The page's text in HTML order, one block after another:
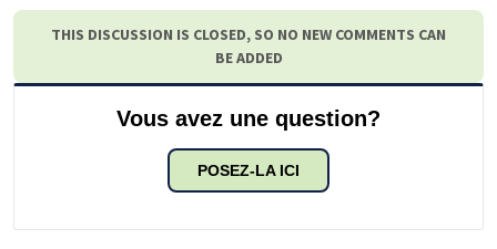
THIS DISCUSSION IS CLOSED, SO NO NEW COMMENTS CAN
BE ADDED
Vous avez une question?
POSEZ-LA ICI